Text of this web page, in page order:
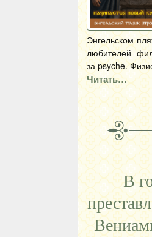
Энгельском
любителей
за psyche.
Читать…
В